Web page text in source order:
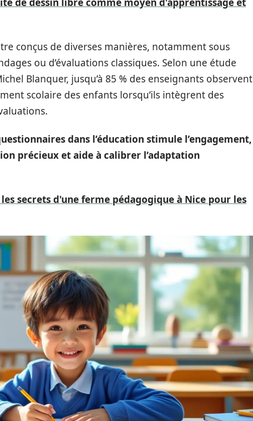
conçus de diverses manières, notamment sous
ou d’évaluations classiques. Selon une étude
Blanquer, jusqu’à 85 % des enseignants observent
scolaire des enfants lorsqu’ils intègrent des
dans l’éducation stimule l’engagement,
précieux et aide à calibrer l’adaptation
secrets d'une ferme pédagogique à Nice pour les